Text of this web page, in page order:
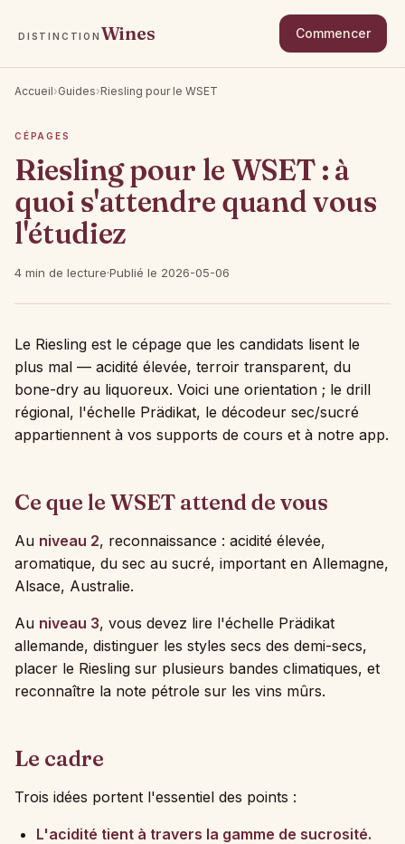
DISTINCTION Wines Commencer
Accueil›Guides›Riesling pour le WSET
CÉPAGES
Riesling pour le WSET : à
quoi s'attendre quand vous
l'étudiez
4 min de lecture·Publié le 2026-05-06
Le Riesling est le cépage que les candidats lisent le
plus mal — acidité élevée, terroir transparent, du
bone-dry au liquoreux. Voici une orientation ; le drill
régional, l'échelle Prädikat, le décodeur sec/sucré
appartiennent à vos supports de cours et à notre app.
Ce que le WSET attend de vous
Au niveau 2, reconnaissance : acidité élevée,
aromatique, du sec au sucré, important en Allemagne,
Alsace, Australie.
Au niveau 3, vous devez lire l'échelle Prädikat
allemande, distinguer les styles secs des demi-secs,
placer le Riesling sur plusieurs bandes climatiques, et
reconnaître la note pétrole sur les vins mûrs.
Le cadre
Trois idées portent l'essentiel des points :
L'acidité tient à travers la gamme de sucrosité.